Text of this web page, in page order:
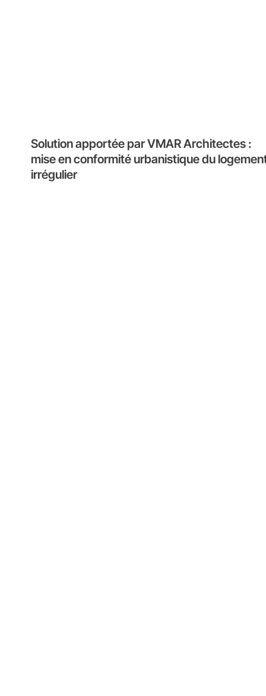
Solution apportée par VMAR Architectes :
mise en conformité urbanistique du
irrégulier